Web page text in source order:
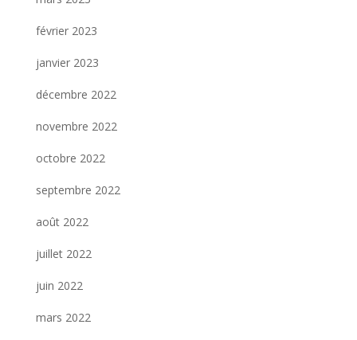
février 2023
janvier 2023
décembre 2022
novembre 2022
octobre 2022
septembre 2022
août 2022
juillet 2022
juin 2022
mars 2022